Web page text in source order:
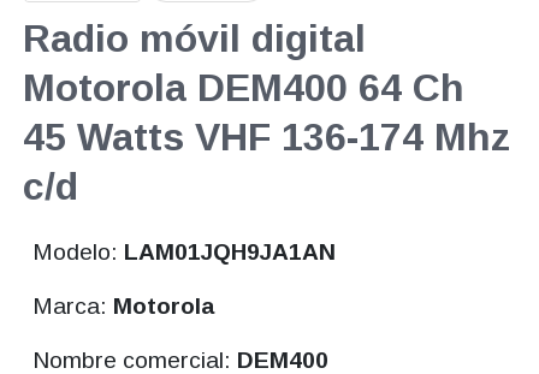
Radio móvil digital
Motorola DEM400 64 Ch
45 Watts VHF 136-174 Mhz
c/d
Modelo: LAM01JQH9JA1AN
Marca: Motorola
Nombre comercial: DEM400